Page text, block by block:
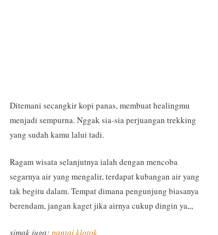
Ditemani secangkir kopi panas, membuat healingmu
menjadi sempurna. Nggak sia-sia perjuangan trekking
yang sudah kamu lalui tadi.
Ragam wisata selanjutnya ialah dengan mencoba
segarnya air yang mengalir, terdapat kubangan air yang
tak begitu dalam. Tempat dimana pengunjung biasanya
berendam, jangan kaget jika airnya cukup dingin ya,,,
simak juga: pantai klotok